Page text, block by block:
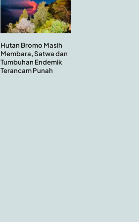
Hutan Bromo Masih
Membara, Satwa dan
Tumbuhan Endemik
Terancam Punah